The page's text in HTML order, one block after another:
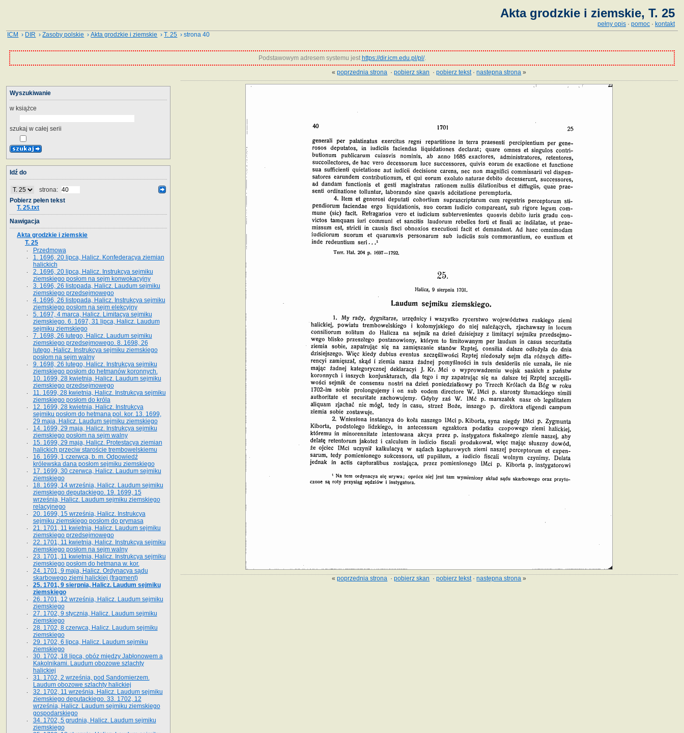
Akta grodzkie i ziemskie, T. 25
pełny opis · pomoc · kontakt
ICM › DIR ›Zasoby polskie ›Akta grodzkie i ziemskie ›T. 25 › strona 40
Podstawowym adresem systemu jest https://dir.icm.edu.pl/pl/.
«poprzednia strona ·pobierz skan ·pobierz tekst·następna strona »
«poprzednia strona ·pobierz skan ·pobierz tekst·następna strona »
Wyszukiwanie
w książce
szukaj w całej serii
Idź do
strona:
Pobierz pełen tekst
T. 25.txt
Nawigacja
Akta grodzkie i ziemskie
T. 25
Przedmowa
1. 1696, 20 lipca, Halicz. Konfederacya ziemian
halickich
2. 1696, 20 lipca, Halicz. Instrukcya sejmiku
ziemskiego posłom na sejm konwokacyjny
3. 1696, 26 listopada, Halicz. Laudum sejmiku
ziemskiego przedsejmowego
4. 1696, 26 listopada, Halicz. Instrukcya sejmiku
ziemskiego posłom na sejm elekcyjny
5. 1697, 4 marca, Halicz. Limitacya sejmiku
ziemskiego. 6. 1697, 31 lipca, Halicz. Laudum
sejmiku ziemskiego
7. 1698, 26 lutego, Halicz. Laudum sejmiku
ziemskiego przedsejmowego. 8. 1698, 26
lutego, Halicz. Instrukcya sejmiku ziemskiego
posłom na sejm walny
9. 1698, 26 lutego, Halicz. Instrukcya sejmiku
ziemskiego posłom do hetmanów koronnych.
10. 1699, 28 kwietnia, Halicz. Laudum sejmiku
ziemskiego przedsejmowego
11. 1699, 28 kwietnia, Halicz. Instrukcya sejmiku
ziemskiego posłom do króla
12. 1699, 28 kwietnia, Halicz. Instrukcya
sejmiku posłom do hetmana pol. kor. 13. 1699,
29 maja, Halicz. Laudum sejmiku ziemskiego
14. 1699, 29 maja, Halicz. Instrukcya sejmiku
ziemskiego posłom na sejm walny
15. 1699, 29 maja, Halicz. Protestacya ziemian
halickich przeciw staroście trembowelskiemu
16. 1699, 1 czerwca, b. m. Odpowiedź
królewska dana posłom sejmiku ziemskiego
17. 1699, 30 czerwca, Halicz. Laudum sejmiku
ziemskiego
18. 1699, 14 września, Halicz. Laudum sejmiku
ziemskiego deputackiego. 19. 1699, 15
września, Halicz. Laudum sejmiku ziemskiego
relacyjnego
20. 1699, 15 września, Halicz. Instrukcya
sejmiku ziemskiego posłom do prymasa
21. 1701, 11 kwietnia, Halicz. Laudum sejmiku
ziemskiego przedsejmowego
22. 1701, 11 kwietnia, Halicz. Instrukcya sejmiku
ziemskiego posłom na sejm walny
23. 1701, 11 kwietnia, Halicz. Instrukcya sejmiku
ziemskiego posłom do hetmana w. kor.
24. 1701, 9 maja, Halicz. Ordynacya sądu
skarbowego ziemi halickiej (fragment)
25. 1701, 9 sierpnia, Halicz. Laudum sejmiku
ziemskiego
26. 1701, 12 września, Halicz. Laudum sejmiku
ziemskiego
27. 1702, 9 stycznia, Halicz. Laudum sejmiku
ziemskiego
28. 1702, 8 czerwca, Halicz. Laudum sejmiku
ziemskiego
29. 1702, 6 lipca, Halicz. Laudum sejmiku
ziemskiego
30. 1702, 18 lipca, obóz między Jabłonowem a
Kąkolnikami. Laudum obozowe szlachty
halickiej
31. 1702, 2 września, pod Sandomierzem.
Laudum obozowe szlachty halickiej
32. 1702, 11 września, Halicz. Laudum sejmiku
ziemskiego deputackiego. 33. 1702, 12
września, Halicz. Laudum sejmiku ziemskiego
gospodarskiego
34. 1702, 5 grudnia, Halicz. Laudum sejmiku
ziemskiego